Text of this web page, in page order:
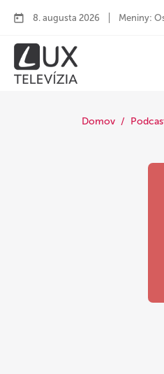
8. augusta 2026 Meniny:
Domov